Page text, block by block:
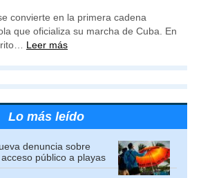
convierte en la primera cadena
que oficializa su marcha de Cuba. En
Leer más
Lo más leído
denuncia sobre
público a playas